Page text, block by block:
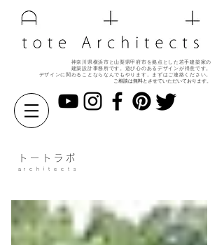
神奈川県横浜市と山梨県甲府市を拠点とした若手建築家の
建築設計事務所です。遊び心のある デザインが得意です。
デザインに関わることならなんでもやります。 まずはご連絡ください。
ご相談は無料とさせていただいております。
ト ー ト ラ ボ
a r c h i t e c t s